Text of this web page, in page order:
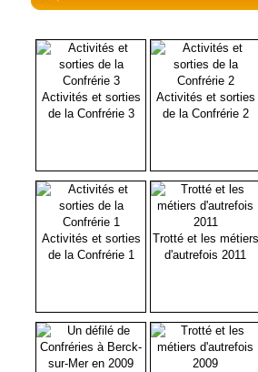
Activités et sorties
de la Confrérie 3
Activités et sorties
de la Confrérie 2
Activités et sorties
de la Confrérie 1
Trotté et les métiers
d'autrefois 2011